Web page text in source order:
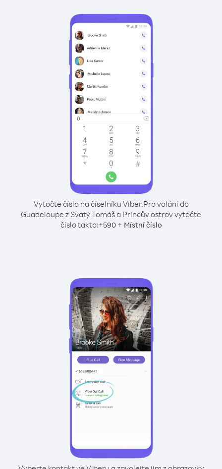
Vytočte číslo na číselníku Viber.Pro volání do
Guadeloupe z Svatý Tomáš a Princův ostrov vytočte
číslo takto:+590+ Místní číslo